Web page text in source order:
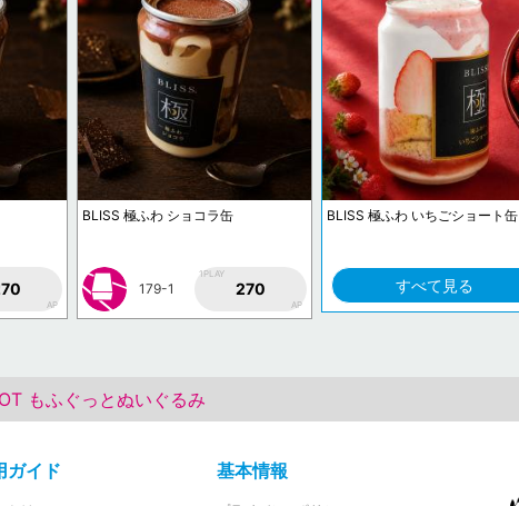
AP
BLISS 極ふわ ショコラ缶
179-1
1PLAY
270
AP
BLISS 極ふわ いちごショート缶
すべて見る
もふぐっとぬいぐるみ
ガイド 基本情報